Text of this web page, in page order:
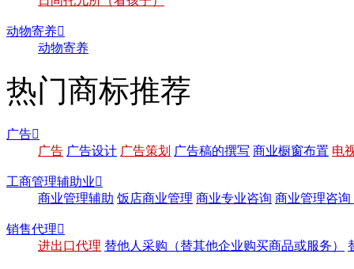
动物寄养
动物寄养
热门商标推荐
广告
广告 广告设计 广告策划 广告稿的撰写 商业橱窗布置 电
工商管理辅助业
商业管理辅助 饭店商业管理 商业专业咨询 商业管理咨询
销售代理
进出口代理 替他人采购（替其他企业购买商品或服务）